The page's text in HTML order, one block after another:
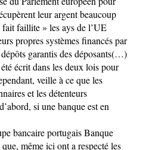
leur argent beaucoup
faillite » les ays de l’UE
propres systèmes financés par
garantis des déposants(…)
écrit dans les deux lois pour
veille à ce que les
et les détenteurs
si une banque est en
bancaire portugais Banque
même ici ont a respecté les